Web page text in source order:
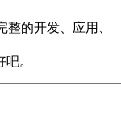
的开发、应用、
。